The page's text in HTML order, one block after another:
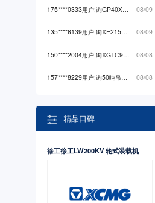
08/09
135****6139用户:询XE215GA挖掘机械最低价 08/09
08/08
157****8229用户:询50吨吊车起重机械最低价 08/08
精品口碑
徐工徐工LW200KV 轮式装载机